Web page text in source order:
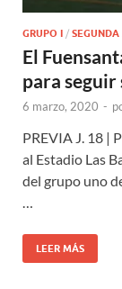
GRUPO I /
El
para
6 marzo, 2020 -
PREVIA J. 18 |
al Estadio Las
del grupo uno
…
LEER MÁS